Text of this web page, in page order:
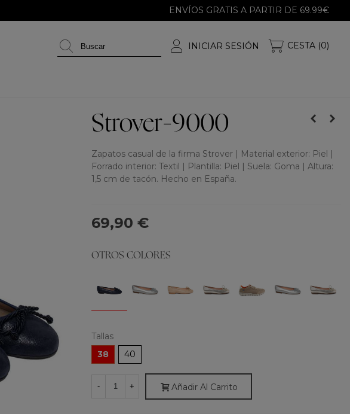
ENVÍOS GRATIS A PARTIR DE 69.99€
INICIAR SESIÓN CESTA (0)
Strover-9000
Zapatos casual de la firma Strover | Material exterior: Piel |
Forrado interior: Textil | Plantilla: Piel | Suela: Goma | Altura:
1,5 cm de tacón. Hecho en España.
69,90 €
OTROS COLORES
Tallas
38
40
- + Añadir Al Carrito